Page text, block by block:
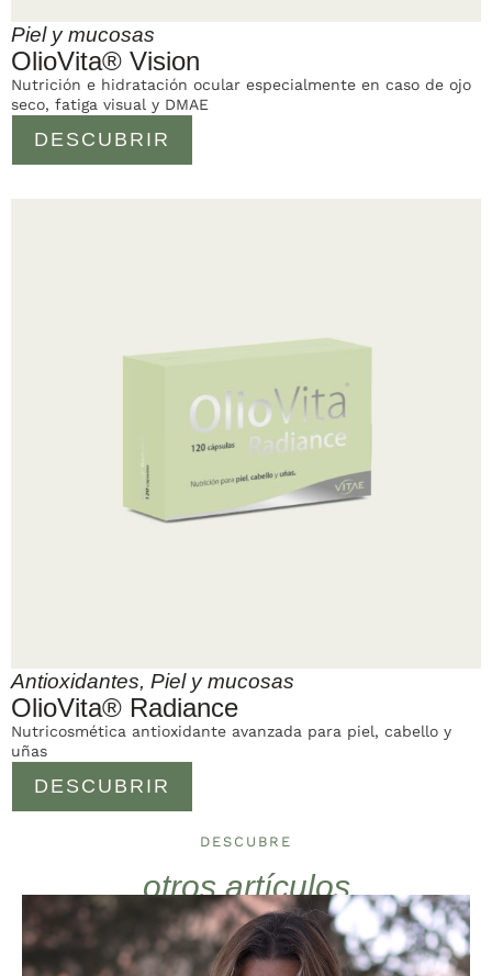
Piel y mucosas
OlioVita® Vision
DESCUBRIR
Nutrición e hidratación ocular especialmente en caso de ojo
seco, fatiga visual y DMAE
Antioxidantes, Piel y mucosas
OlioVita® Radiance
DESCUBRIR
Nutricosmética antioxidante avanzada para piel, cabello y
uñas
DESCUBRE
otros artículos